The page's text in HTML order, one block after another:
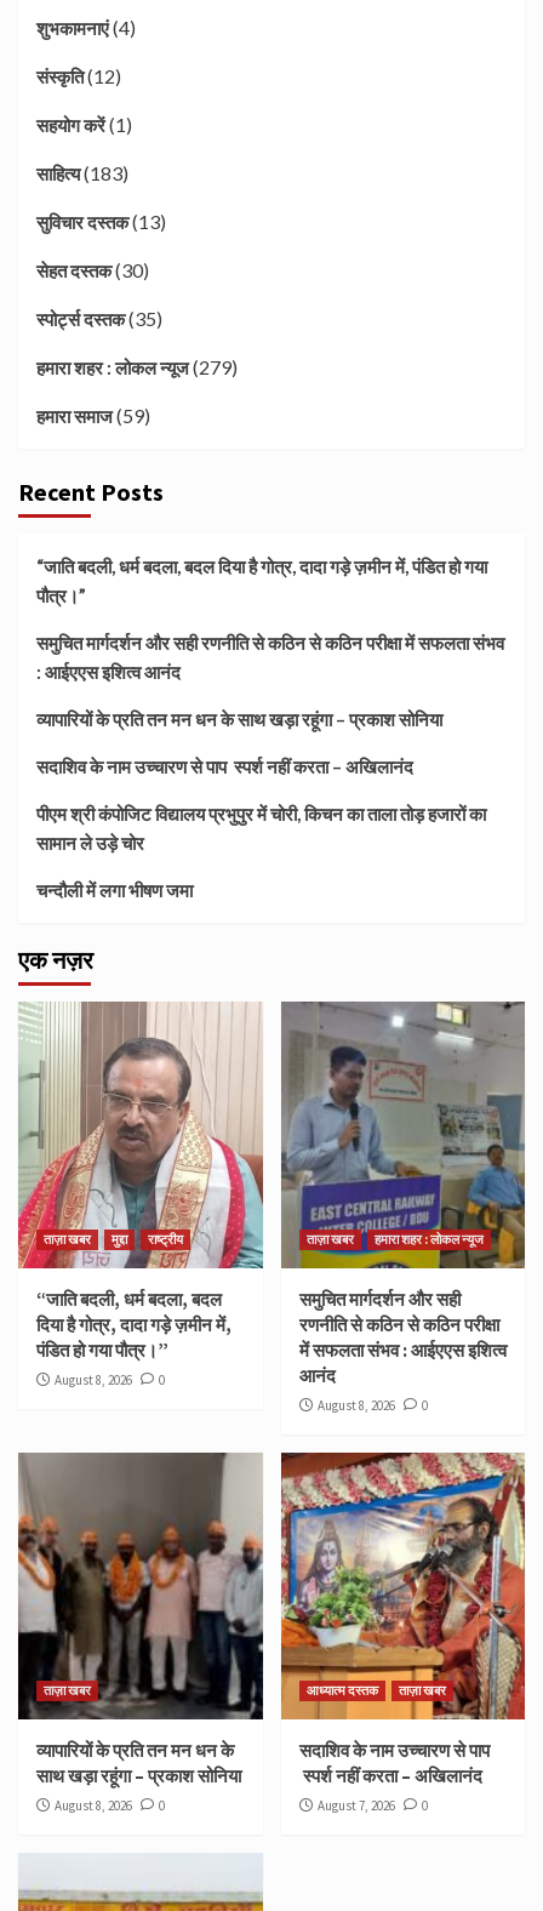
शुभकामनाएं(4)
संस्कृति(12)
सहयोग करें(1)
साहित्य(183)
सुविचार दस्तक(13)
सेहत दस्तक(30)
स्पोर्ट्स दस्तक(35)
हमारा शहर : लोकल न्यूज(279)
हमारा समाज(59)
Recent Posts
“जाति बदली, धर्म बदला, बदल दिया है गोत्र, दादा गड़े ज़मीन में, पंडित हो गया
पौत्र।”
समुचित मार्गदर्शन और सही रणनीति से कठिन से कठिन परीक्षा में सफलता संभव
: आईएएस इशित्व आनंद
व्यापारियों के प्रति तन मन धन के साथ खड़ा रहूंगा – प्रकाश सोनिया
सदाशिव के नाम उच्चारण से पाप स्पर्श नहीं करता – अखिलानंद
पीएम श्री कंपोजिट विद्यालय प्रभुपुर में चोरी, किचन का ताला तोड़ हजारों का
सामान ले उड़े चोर
चन्दौली में लगा भीषण जमा
एक नज़र
ताज़ा खबर मुद्दा राष्ट्रीय
“जाति बदली, धर्म बदला, बदल
दिया है गोत्र, दादा गड़े ज़मीन में,
पंडित हो गया पौत्र।”
August 8, 2026 0
ताज़ा खबर हमारा शहर : लोकल न्यूज
समुचित मार्गदर्शन और सही
रणनीति से कठिन से कठिन परीक्षा
में सफलता संभव : आईएएस इशित्व
आनंद
August 8, 2026 0
ताज़ा खबर
व्यापारियों के प्रति तन मन धन के
साथ खड़ा रहूंगा – प्रकाश सोनिया
August 8, 2026 0
आध्यात्म दस्तक ताज़ा खबर
सदाशिव के नाम उच्चारण से पाप
स्पर्श नहीं करता – अखिलानंद
August 7, 2026 0